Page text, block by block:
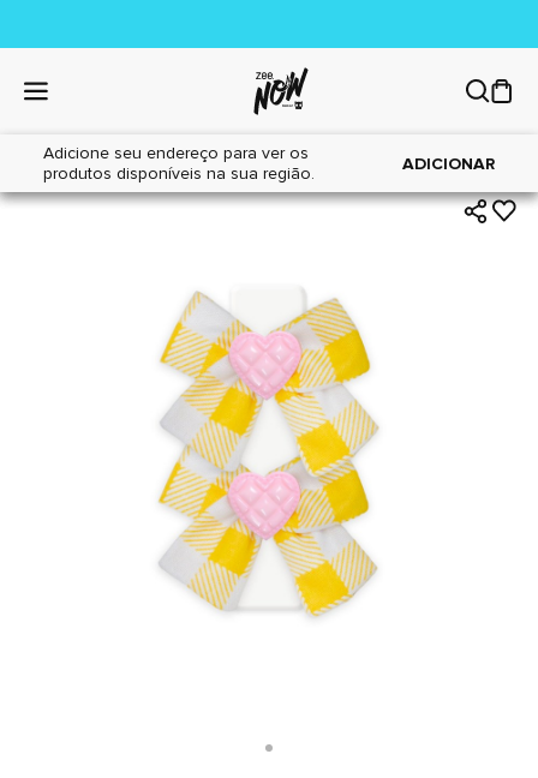
Adicione seu endereço para ver os
produtos disponíveis na sua região.
ADICIONAR
Home|Cães|Acessórios